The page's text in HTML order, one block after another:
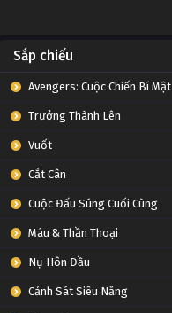
Sắp chiếu
Avengers: Cuộc Chiến Bí Mật
Trưởng Thành Lên
Vuốt
Cắt Cân
Cuộc Đấu Súng Cuối Cùng
Máu & Thần Thoại
Nụ Hôn Đầu
Cảnh Sát Siêu Năng